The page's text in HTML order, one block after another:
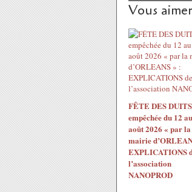
Vous
FÊTE DES DUITS
empêchée du 12
août 2026 « par la
mairie
EXPLICATIONS
l’association
NANOPROD